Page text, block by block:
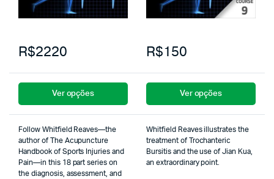
R$2220
Ver opções
Follow Whitfield Reaves—the
author of The Acupuncture
Handbook of Sports Injuries and
Pain—in this 18 part series on
the diagnosis, assessment, and
R$150
Ver opções
Whitfield Reaves illustrates the
treatment of Trochanteric
Bursitis and the use of Jian Kua,
an extraordinary point.